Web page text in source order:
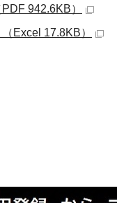
942.6KB）
Excel 17.8KB）